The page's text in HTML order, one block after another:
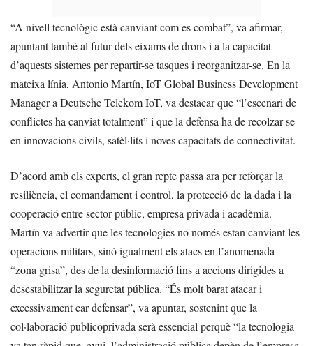
“A nivell tecnològic està canviant com es combat”, va afirmar,
apuntant també al futur dels eixams de drons i a la capacitat
d’aquests sistemes per repartir-se tasques i reorganitzar-se. En la
mateixa línia, Antonio Martín, IoT Global Business Development
Manager a Deutsche Telekom IoT, va destacar que “l’escenari de
conflictes ha canviat totalment” i que la defensa ha de recolzar-se
en innovacions civils, satèl·lits i noves capacitats de connectivitat.
D’acord amb els experts, el gran repte passa ara per reforçar la
resiliència, el comandament i control, la protecció de la dada i la
cooperació entre sector públic, empresa privada i acadèmia.
Martín va advertir que les tecnologies no només estan canviant les
operacions militars, sinó igualment els atacs en l’anomenada
“zona grisa”, des de la desinformació fins a accions dirigides a
desestabilitzar la seguretat pública. “És molt barat atacar i
excessivament car defensar”, va apuntar, sostenint que la
col·laboració publicoprivada serà essencial perquè “la tecnologia